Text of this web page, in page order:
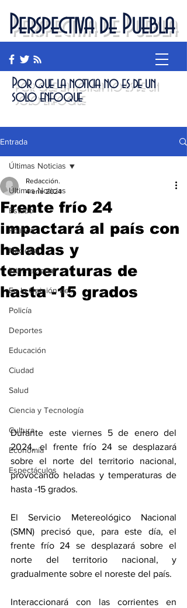
Perspectiva de Puebla
Por que la noticia no es de un
solo enfoque
Entrada
Últimas Noticias
Estado
Política
Nacional
Internacional
En la Opinión de...
Policía
Deportes
Educación
Ciudad
Salud
Ciencia y Tecnología
Cultura
Economía
Espectáculos
Últimas Noticias
Frente frío 24
impactará al país con
heladas y
temperaturas de
hasta -15 grados
Redacción.
4 ene 2024
Durante este viernes 5 de enero del
2024, el frente frío 24 se desplazará
sobre el norte del territorio nacional,
provocando heladas y temperaturas de
hasta -15 grados.
El Servicio Metereológico Nacional
(SMN) precisó que, para este día, el
frente frío 24 se desplazará sobre el
norte del territorio nacional, y
gradualmente sobre el noreste del país.
Interaccionará con las corrientes en